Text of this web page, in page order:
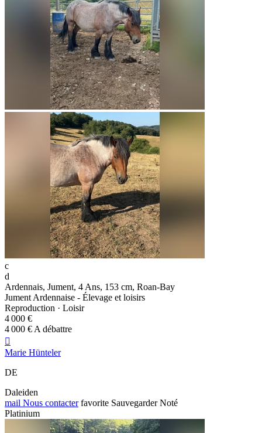
c
d
Ardennais, Jument, 4 Ans, 153 cm, Roan-Bay
Jument Ardennaise - Élevage et loisirs
Reproduction · Loisir
4 000 €
4 000 € A débattre

Marie Hünteler
DE
Daleiden
mail Nous contacter favorite Sauvegarder Noté
Platinium